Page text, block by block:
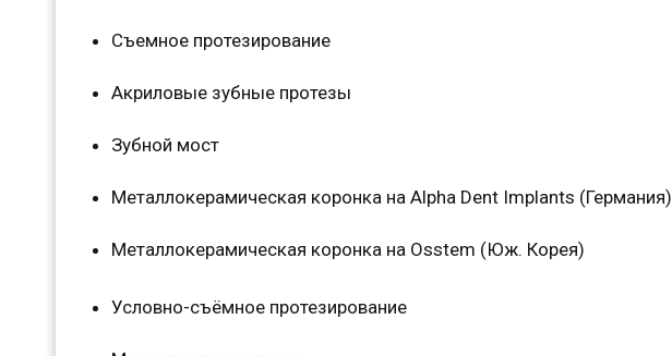
Съемное протезирование
Акриловые зубные протезы
Зубной мост
Металлокерамическая коронка на Alpha Dent Implants (Германия)
Металлокерамическая коронка на Osstem (Юж. Корея)
Условно-съёмное протезирование